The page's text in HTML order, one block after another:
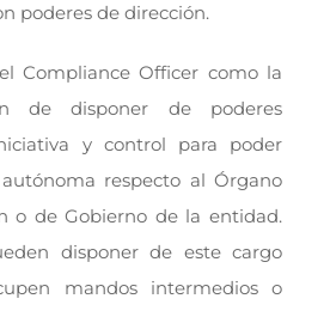
poderes de dirección.
Compliance Officer como la
de disponer de poderes
y control para poder
respecto al Órgano
o de Gobierno de la entidad.
disponer de este cargo
mandos intermedios o